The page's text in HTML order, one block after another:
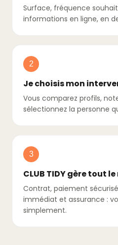
Surface, fréquence
informations en ligne, en
2
Je choisis mon
Vous comparez profils,
sélectionnez la personne
3
CLUB TIDY gère tout
Contrat, paiement
immédiat et assurance :
simplement.